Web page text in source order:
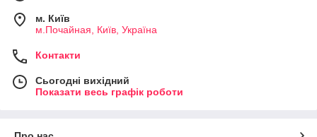
м. Київ
м.Почайная, Київ, Україна
Контакти
Сьогодні вихідний
Показати весь графік роботи